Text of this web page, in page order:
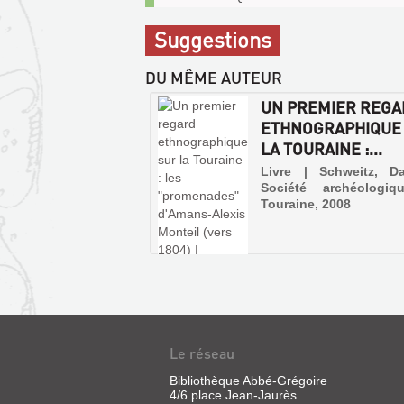
communicables
sur
place
Suggestions
DU MÊME AUTEUR
UN PREMIER
LA TOURAINE :...
Livre | Schweitz,
Société
Touraine, 2008
Le réseau
Bibliothèque Abbé-Grégoire
4/6 place Jean-Jaurès